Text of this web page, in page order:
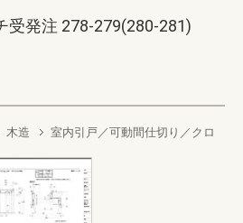
受発注 278-279(280-281)
木造
室内引戸／可動間仕切り／クロ